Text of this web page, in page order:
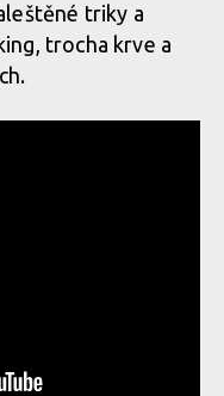
triky a
trocha krve a